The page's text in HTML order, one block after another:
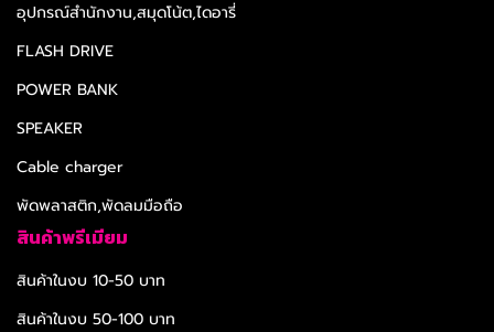
อุปกรณ์สำนักงาน,สมุดโน้ต,ไดอารี่
FLASH DRIVE
POWER BANK
SPEAKER
Cable charger
พัดพลาสติก,พัดลมมือถือ
สินค้าพรีเมียม
สินค้าในงบ 10-50 บาท
สินค้าในงบ 50-100 บาท